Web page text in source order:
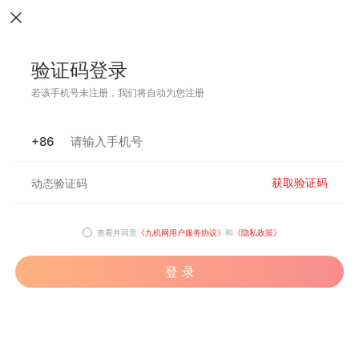
验证码登录
若该手机号未注册，我们将自动为您注册
+86
获取验证码
查看并同意 《九机网用户服务协议》 和 《隐私政策》
登 录